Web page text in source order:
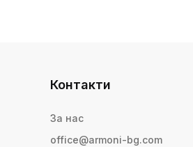
Контакти
За нас
office@armoni-bg.com